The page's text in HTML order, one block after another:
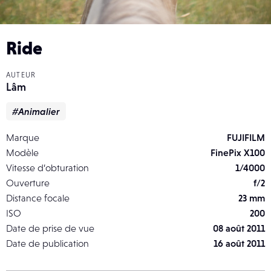
Ride
AUTEUR
Lâm
#Animalier
Marque
FUJIFILM
Modèle
FinePix X100
Vitesse d’obturation
1/4000
Ouverture
f/2
Distance focale
23 mm
ISO
200
Date de prise de vue
08 août 2011
Date de publication
16 août 2011